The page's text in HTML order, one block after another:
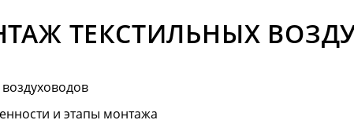
ТЕКСТИЛЬНЫХ
и этапы монтажа